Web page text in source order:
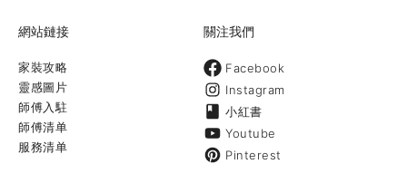
網站鏈接
家裝攻略
靈感圖片
師傅入駐
師傅清单
服務清单
關注我們
Facebook
Instagram
小紅書
Youtube
Pinterest